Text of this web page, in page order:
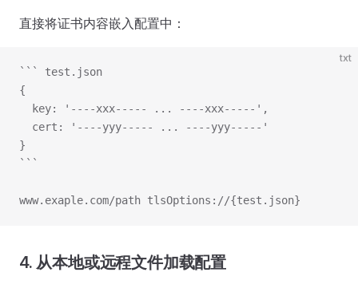
直接将证书内容嵌入配置中：
txt
``` test.json
{
  key: '----xxx----- ... ----xxx-----',
  cert: '----yyy----- ... ----yyy-----'
}
```
www.exaple.com/path tlsOptions://{test.json}
4. 从本地或远程文件加载配置